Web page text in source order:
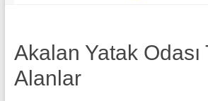
|
0
Akalan Yatak Odası
Alanlar